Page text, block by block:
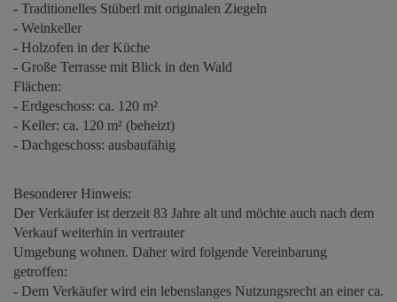
- Traditionelles Stüberl mit originalen Ziegeln
- Weinkeller
- Holzofen in der Küche
- Große Terrasse mit Blick in den Wald
Flächen:
- Erdgeschoss: ca. 120 m²
- Keller: ca. 120 m² (beheizt)
- Dachgeschoss: ausbaufähig
Besonderer Hinweis:
Der Verkäufer ist derzeit 83 Jahre alt und möchte auch nach dem
Verkauf weiterhin in vertrauter
Umgebung wohnen. Daher wird folgende Vereinbarung
getroffen:
- Dem Verkäufer wird ein lebenslanges Nutzungsrecht an einer ca.